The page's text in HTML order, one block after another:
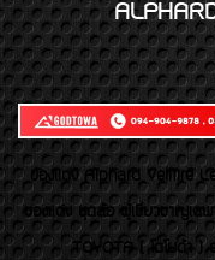
ของเเต่ง Alphard Vellfire
ของแต่ง ชุดล้อ ผู้เชี่ยวชาญเฉพ
TOYOTA ( โตโยต้า )